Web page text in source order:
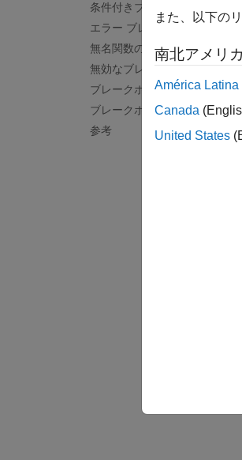
条件付きブレークポイント
エラー ブレークポイント
無名関数のブレークポイント
無効なブレークポイント
ブレークポイントの無効化
ブレークポイントのクリア
参考
また、以下の
南北アメリカ
América Latina
Canada
United States